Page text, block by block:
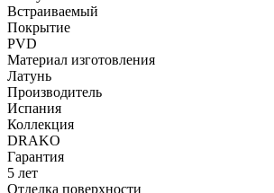
Встраиваемый
Покрытие
PVD
Материал изготовления
Латунь
Производитель
Испания
Коллекция
DRAKO
Гарантия
5 лет
Отделка поверхности